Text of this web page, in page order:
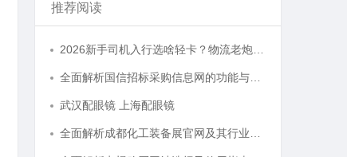
推荐阅读
武汉配眼镜 上海配眼镜